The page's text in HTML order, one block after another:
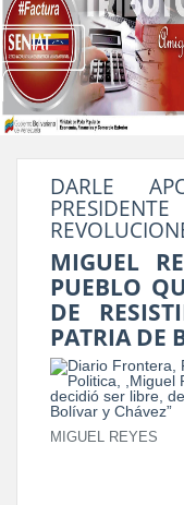
DARLE
MIGUEL
PUEBLO
DE
PATRIA DE
MIGUEL REYES